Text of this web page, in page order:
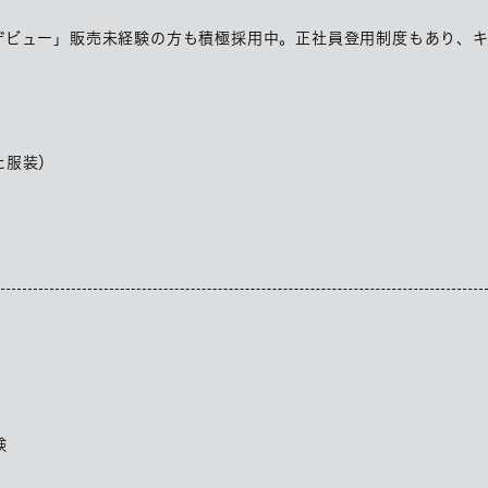
ュー」販売未経験の方も積極採用中。正社員登用制度もあり、
装）